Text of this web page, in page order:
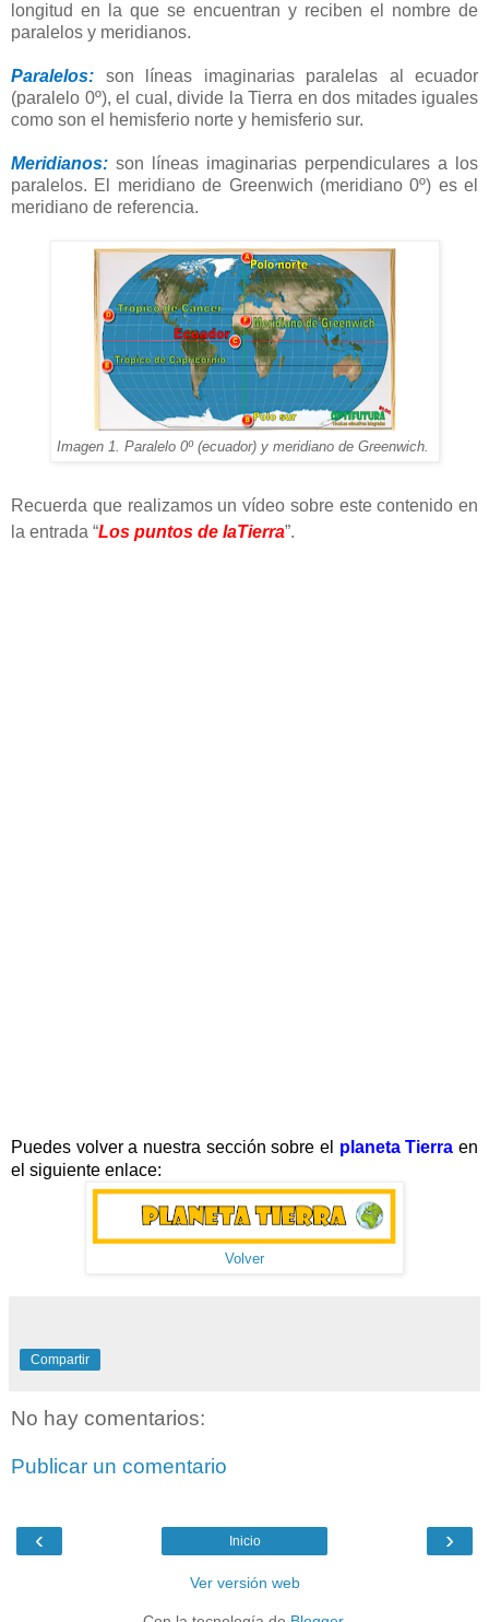
longitud en la que se encuentran y reciben el nombre de
paralelos y meridianos.
Paralelos: son líneas imaginarias paralelas al ecuador
(paralelo 0º), el cual, divide la Tierra en dos mitades iguales
como son el hemisferio norte y hemisferio sur.
Meridianos: son líneas imaginarias perpendiculares a los
paralelos. El meridiano de Greenwich (meridiano 0º) es el
meridiano de referencia.
Imagen 1. Paralelo 0º (ecuador) y meridiano de Greenwich.
Recuerda que realizamos un vídeo sobre este contenido en
la entrada “Los puntos de laTierra”.
Puedes volver a nuestra sección sobre el planeta Tierra en
el siguiente enlace:
Volver
Compartir
No hay comentarios:
Publicar un comentario
‹ ›
Inicio
Ver versión web